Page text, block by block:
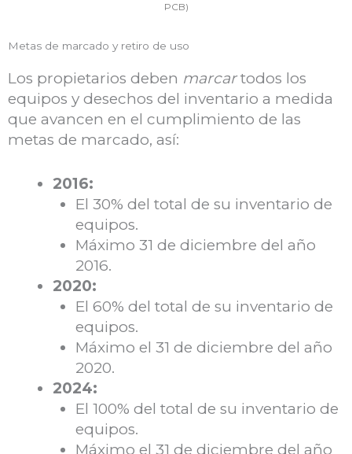
PCB)
Metas de marcado y retiro de uso
Los propietarios deben marcartodos los
equipos y desechos del inventario a medida
que avancen en el cumplimiento de las
metas de marcado, así:
2016:
El 30% del total de su inventario de
equipos.
Máximo 31 de diciembre del año
2016.
2020:
El 60% del total de su inventario de
equipos.
Máximo el 31 de diciembre del año
2020.
2024:
El 100% del total de su inventario de
equipos.
Máximo el 31 de diciembre del año